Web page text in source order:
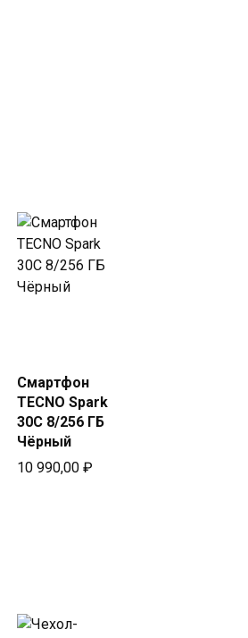
Смартфон
TECNO Spark
30C 8/256 ГБ
Чёрный
10 990,00 ₽